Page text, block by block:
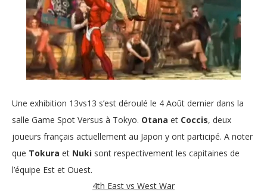
Une exhibition 13vs13 s’est déroulé le 4 Août dernier dans la
salle Game Spot Versus à Tokyo. Otana et Coccis, deux
joueurs français actuellement au Japon y ont participé. A noter
que Tokura et Nuki sont respectivement les capitaines de
l’équipe Est et Ouest.
4th East vs West War